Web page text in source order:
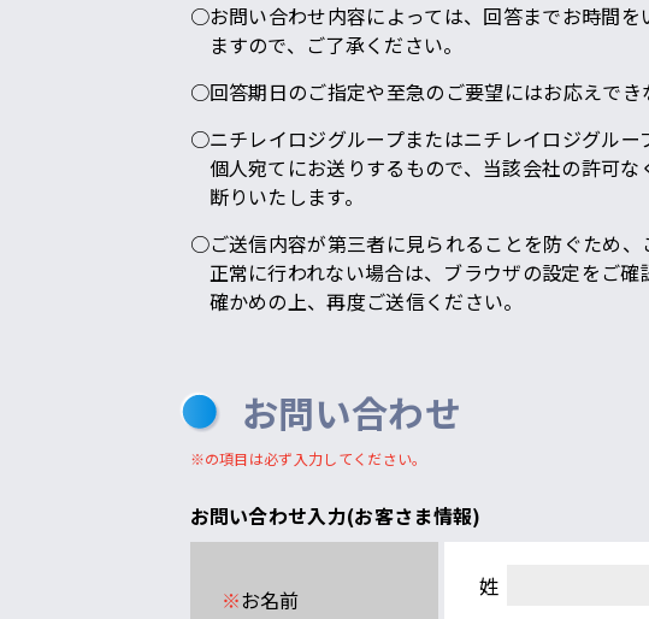
お問い合わせ内容によっては、回答までお時間
ますので、ご了承ください。
回答期日のご指定や至急のご要望にはお応えでき
ニチレイロジグループまたはニチレイロジグル
個人宛てにお送りするもので、当該会社の許可
断りいたします。
ご送信内容が第三者に見られることを防ぐため
正常に行われない場合は、ブラウザの設定をご
確かめの上、再度ご送信ください。
お問い合わせ
※の項目は必ず入力してください。
お問い合わせ入力(お客さま情報)
※お名前
姓